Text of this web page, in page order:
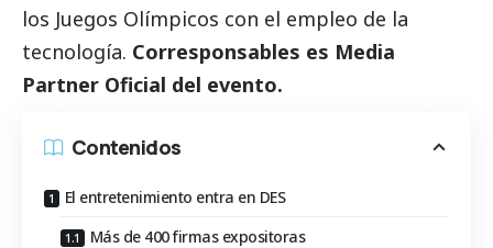
los Juegos Olímpicos con el empleo de la
tecnología. Corresponsables es Media
Partner Oficial del evento.
Contenidos
El entretenimiento entra en DES
Más de 400 firmas expositoras